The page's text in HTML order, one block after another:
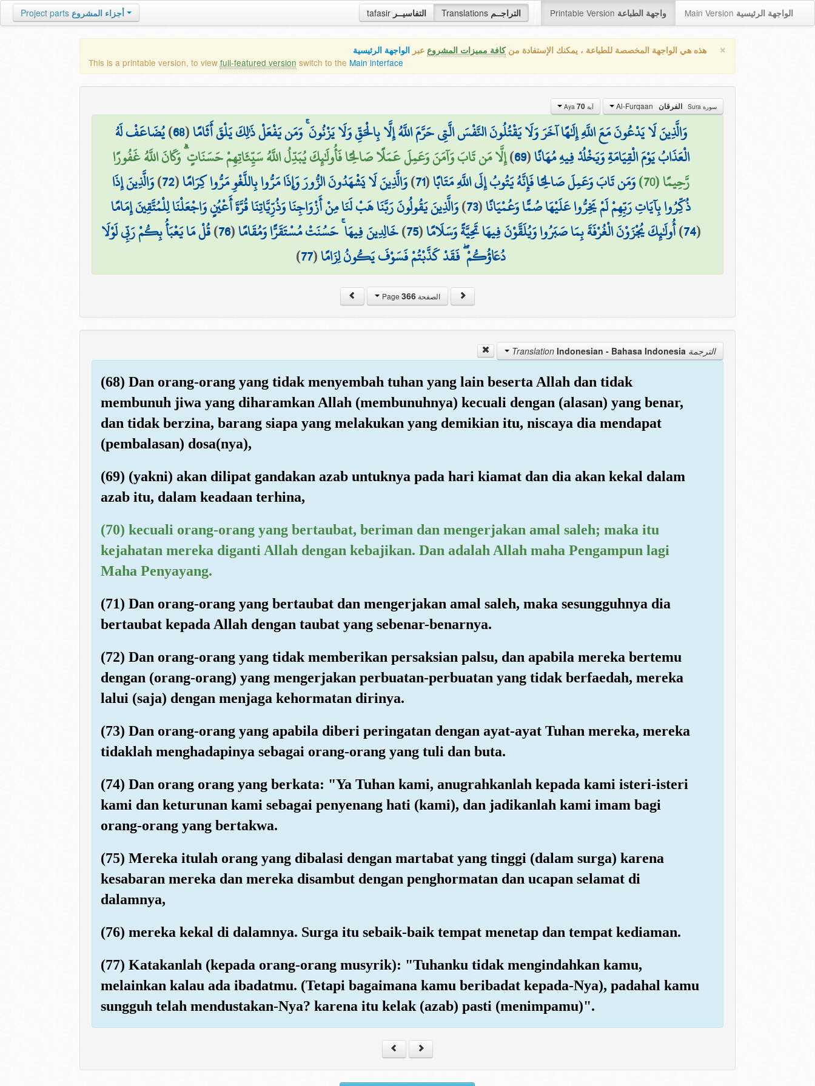
tafasir التفاسيــر Translations التراجــم Printable Version واجهة الطباعة Main Version الواجهة الرئيسية Project parts أجزاء المشروع
× هذه هي الواجهة المخصصة للطباعة ، يمكنك الإستفادة منكافة مميزات المشروع عبر الواجهة الرئيسية
This is a printable version, to view full-featured version switch to the Main interface
سورة Sura الفرقان آية Aya 70
وَالَّذِينَ لَا يَدْعُونَ مَعَ اللَّهِ إِلَٰهًا آخَرَ وَلَا يَقْتُلُونَ النَّفْسَ الَّتِي حَرَّمَ اللَّهُ إِلَّا بِالْحَقِّ وَلَا يَزْنُونَ ۚ وَمَن يَفْعَلْ ذَٰلِكَ يَلْقَ أَثَامًا(
68
)يُضَاعَفْ لَهُ
الْعَذَابُ يَوْمَ الْقِيَامَةِ وَيَخْلُدْ فِيهِ مُهَانًا(
69
)إِلَّا مَن تَابَ وَآمَنَ وَعَمِلَ عَمَلًا صَالِحًا فَأُولَٰئِكَ يُبَدِّلُ اللَّهُ سَيِّئَاتِهِمْ حَسَنَاتٍ ۗ وَكَانَ اللَّهُ غَفُورًا
رَّحِيمًا (70)
وَمَن تَابَ وَعَمِلَ صَالِحًا فَإِنَّهُ يَتُوبُ إِلَى اللَّهِ مَتَابًا(
71
)وَالَّذِينَ لَا يَشْهَدُونَ الزُّورَ وَإِذَا مَرُّوا بِاللَّغْوِ مَرُّوا كِرَامًا(
72
)وَالَّذِينَ إِذَا
ذُكِّرُوا بِآيَاتِ رَبِّهِمْ لَمْ يَخِرُّوا عَلَيْهَا صُمًّا وَعُمْيَانًا(
73
)وَالَّذِينَ يَقُولُونَ رَبَّنَا هَبْ لَنَا مِنْ أَزْوَاجِنَا وَذُرِّيَّاتِنَا قُرَّةَ أَعْيُنٍ وَاجْعَلْنَا لِلْمُتَّقِينَ إِمَامًا
(
74
)أُولَٰئِكَ يُجْزَوْنَ الْغُرْفَةَ بِمَا صَبَرُوا وَيُلَقَّوْنَ فِيهَا تَحِيَّةً وَسَلَامًا(
75
)خَالِدِينَ فِيهَا ۚ حَسُنَتْ مُسْتَقَرًّا وَمُقَامًا(
76
)قُلْ مَا يَعْبَأُ بِكُمْ رَبِّي لَوْلَا
دُعَاؤُكُمْ ۖ فَقَدْ كَذَّبْتُمْ فَسَوْفَ يَكُونُ لِزَامًا(
77
)
الصفحة Page366
الترجمة Translation Indonesian - Bahasa Indonesia
(68) Dan orang-orang yang tidak menyembah tuhan yang lain beserta Allah dan tidak
membunuh jiwa yang diharamkan Allah (membunuhnya) kecuali dengan (alasan) yang benar,
dan tidak berzina, barang siapa yang melakukan yang demikian itu, niscaya dia mendapat
(pembalasan) dosa(nya),
(69) (yakni) akan dilipat gandakan azab untuknya pada hari kiamat dan dia akan kekal dalam
azab itu, dalam keadaan terhina,
(70) kecuali orang-orang yang bertaubat, beriman dan mengerjakan amal saleh; maka itu
kejahatan mereka diganti Allah dengan kebajikan. Dan adalah Allah maha Pengampun lagi
Maha Penyayang.
(71) Dan orang-orang yang bertaubat dan mengerjakan amal saleh, maka sesungguhnya dia
bertaubat kepada Allah dengan taubat yang sebenar-benarnya.
(72) Dan orang-orang yang tidak memberikan persaksian palsu, dan apabila mereka bertemu
dengan (orang-orang) yang mengerjakan perbuatan-perbuatan yang tidak berfaedah, mereka
lalui (saja) dengan menjaga kehormatan dirinya.
(73) Dan orang-orang yang apabila diberi peringatan dengan ayat-ayat Tuhan mereka, mereka
tidaklah menghadapinya sebagai orang-orang yang tuli dan buta.
(74) Dan orang orang yang berkata: "Ya Tuhan kami, anugrahkanlah kepada kami isteri-isteri
kami dan keturunan kami sebagai penyenang hati (kami), dan jadikanlah kami imam bagi
orang-orang yang bertakwa.
(75) Mereka itulah orang yang dibalasi dengan martabat yang tinggi (dalam surga) karena
kesabaran mereka dan mereka disambut dengan penghormatan dan ucapan selamat di
dalamnya,
(76) mereka kekal di dalamnya. Surga itu sebaik-baik tempat menetap dan tempat kediaman.
(77) Katakanlah (kepada orang-orang musyrik): "Tuhanku tidak mengindahkan kamu,
melainkan kalau ada ibadatmu. (Tetapi bagaimana kamu beribadat kepada-Nya), padahal kamu
sungguh telah mendustakan-Nya? karena itu kelak (azab) pasti (menimpamu)".